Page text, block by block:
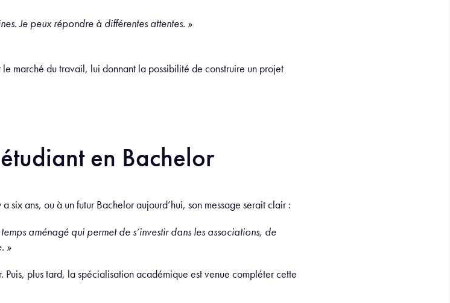
Je peux répondre à différentes attentes. »
marché du travail, lui donnant la possibilité de construire un projet
en Bachelor
six ans, ou à un futur Bachelor aujourd’hui, son message serait clair :
aménagé qui permet de s’investir dans les associations, de
»
plus tard, la spécialisation académique est venue compléter cette